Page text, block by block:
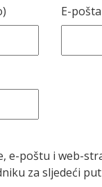
E-pošta
e-poštu i web-
za sljedeći